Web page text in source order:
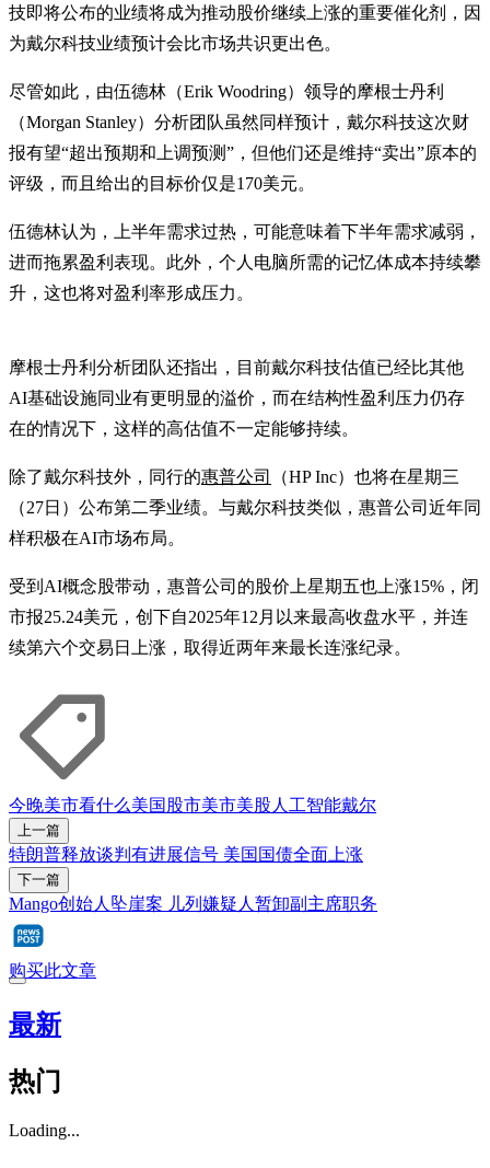
技即将公布的业绩将成为推动股价继续上涨的重要催化剂，因
为戴尔科技业绩预计会比市场共识更出色。
尽管如此，由伍德林（Erik Woodring）领导的摩根士丹利
（Morgan Stanley）分析团队虽然同样预计，戴尔科技这次财
报有望“超出预期和上调预测”，但他们还是维持“卖出”原本的
评级，而且给出的目标价仅是170美元。
伍德林认为，上半年需求过热，可能意味着下半年需求减弱，
进而拖累盈利表现。此外，个人电脑所需的记忆体成本持续攀
升，这也将对盈利率形成压力。
摩根士丹利分析团队还指出，目前戴尔科技估值已经比其他
AI基础设施同业有更明显的溢价，而在结构性盈利压力仍存
在的情况下，这样的高估值不一定能够持续。
除了戴尔科技外，同行的惠普公司
（HP Inc）也将在星期三
（27日）公布第二季业绩。与戴尔科技类似，惠普公司近年同
样积极在AI市场布局。
受到AI概念股带动，惠普公司的股价上星期五也上涨15%，闭
市报25.24美元，创下自2025年12月以来最高收盘水平，并连
续第六个交易日上涨，取得近两年来最长连涨纪录。
今晚美市看什么美国股市美市美股人工智能戴尔
上一篇
特朗普释放谈判有进展信号 美国国债全面上涨
下一篇
Mango创始人坠崖案 儿列嫌疑人暂卸副主席职务
购买此文章
最新
热门
Loading...